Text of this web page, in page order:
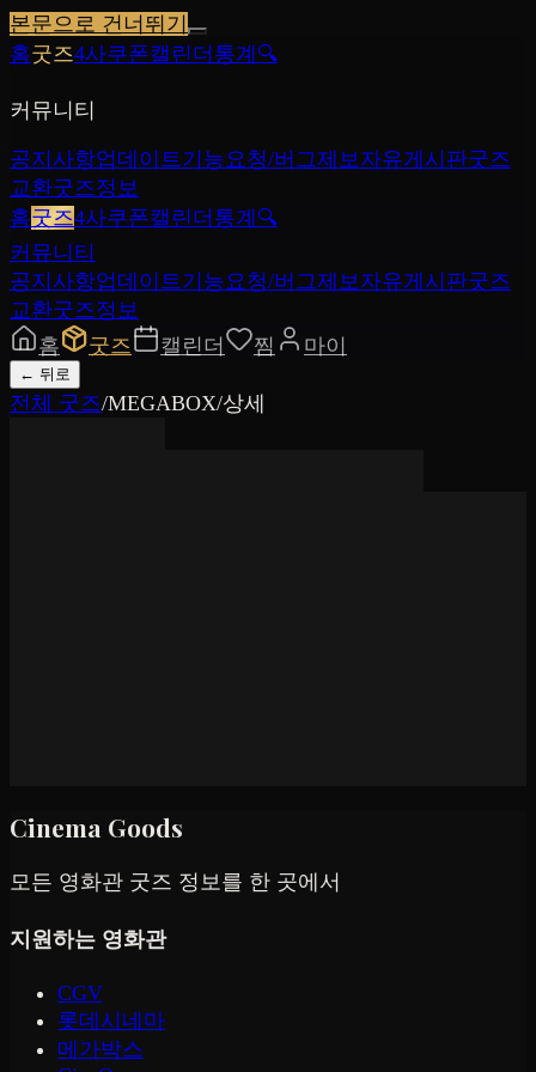
본문으로 건너뛰기
홈굿즈4사쿠폰캘린더 통계 🔍
커뮤니티
공지사항업데이트기능요청/버그제보자유게시판굿즈
교환굿즈정보
홈굿즈4사쿠폰캘린더 통계 🔍
커뮤니티
공지사항업데이트기능요청/버그제보자유게시판굿즈
교환굿즈정보
홈
굿즈 캘린더 찜 마이
← 뒤로
전체 굿즈/MEGABOX/상세
Cinema Goods
모든 영화관 굿즈 정보를 한 곳에서
지원하는 영화관
CGV
롯데시네마
메가박스